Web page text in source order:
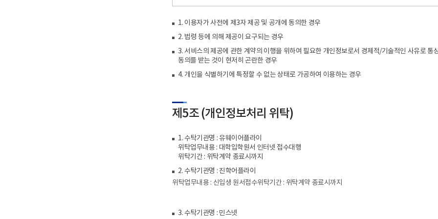
1. 이용자가 사전에 제3자 제공 및 공개에 동의한 경우
2. 법령 등에 의해 제공이 요구되는 경우
3. 서비스의 제공에 관한 계약의 이행을 위하여 필요한 개인정보로서 경제적/기술적인 사유로 통
동의를 받는 것이 현저히 곤란한 경우
4. 개인을 식별하기에 특정할 수 없는 상태로 가공하여 이용하는 경우
제5조 (개인정보처리 위탁)
1. 수탁기관명 : 유웨이어플라이
위탁업무내용 : 대학입학원서 인터넷 접수대행
위탁기간 : 위탁계약 종료시까지
2. 수탁기관명 : 진학어플라이
위탁업무내용 : 신입생 원서접수위탁기간 : 위탁계약 종료시까지
3. 수탁기관명 : 민스넷